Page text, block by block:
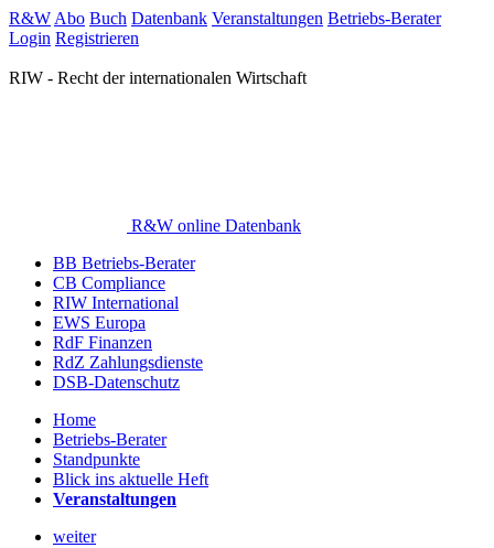
R&W Abo Buch Datenbank Veranstaltungen Betriebs-Berater
Login Registrieren
RIW - Recht der internationalen Wirtschaft
R&W online Datenbank
BB Betriebs-Berater
CB Compliance
RIW International
EWS Europa
RdF Finanzen
RdZ Zahlungsdienste
DSB-Datenschutz
Home
Betriebs-Berater
Standpunkte
Blick ins aktuelle Heft
Veranstaltungen
weiter